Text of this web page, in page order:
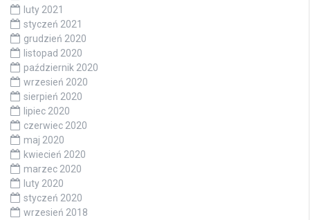
luty 2021
styczeń 2021
grudzień 2020
listopad 2020
październik 2020
wrzesień 2020
sierpień 2020
lipiec 2020
czerwiec 2020
maj 2020
kwiecień 2020
marzec 2020
luty 2020
styczeń 2020
wrzesień 2018